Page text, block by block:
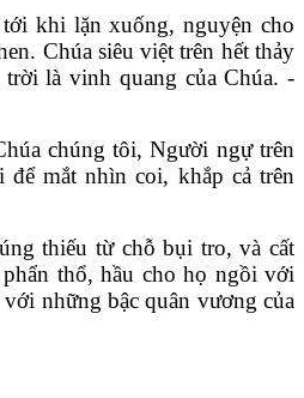
khi lặn xuống, nguyện cho
Chúa siêu việt trên hết thảy
là vinh quang của Chúa. -
chúng tôi, Người ngự trên
mắt nhìn coi, khắp cả trên
thiếu từ chỗ bụi tro, và cất
thổ, hầu cho họ ngồi với
những bậc quân vương của